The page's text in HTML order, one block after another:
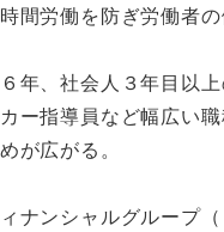
間労働を防ぎ労働者
年、社会人３年目以
ー指導員など幅広い
が広がる。
ナンシャルグループ